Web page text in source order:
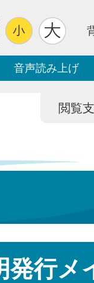
音声読み上げ
閲覧
発行メ